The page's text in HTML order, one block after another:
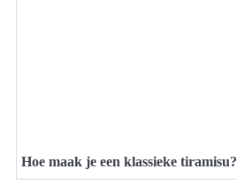
Hoe maak je een klassieke tiramisu?